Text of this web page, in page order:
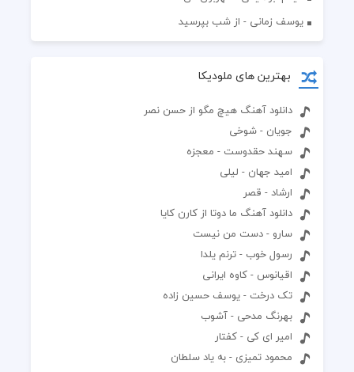
یوسف زمانی - از شب بپرسید
بهترین های ملودیکا
دانلود آهنگ هیچ مگو از حسن نصر
جویان - شوخی
سهند حقدوست - معجزه
امید جهان - لیلی
ارشاد - قصر
دانلود آهنگ ما دوتا از کارن کایا
سارو - دست من نیست
رسول خوب - ترنم یلدا
اقیانوس - کاوه ایرانی
تک درخت - یوسف حسین زاده
بهرنگ مدحی - آشوب
امیر ای کی - کفتار
محمود تمیزی - به یاد سلطان